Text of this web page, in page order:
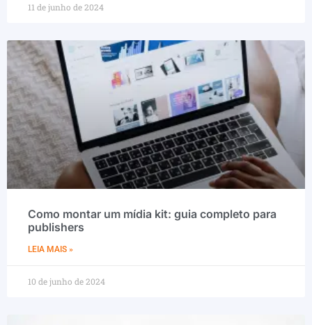
11 de junho de 2024
Como montar um mídia kit: guia completo para
publishers
LEIA MAIS »
10 de junho de 2024